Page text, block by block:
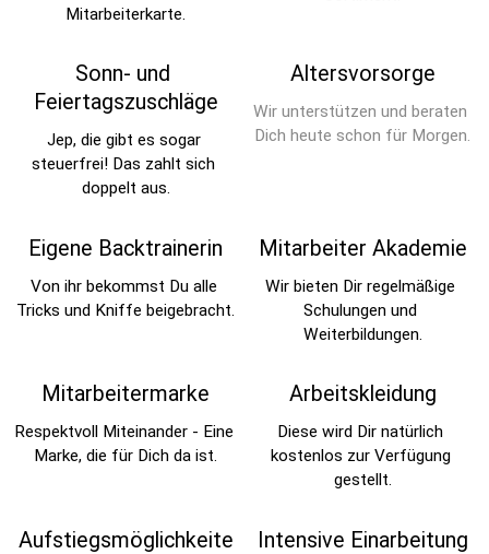
Mitarbeiterkarte.
Sonn- und
Feiertagszuschläge
Jep, die gibt es sogar
steuerfrei! Das zahlt sich
doppelt aus.
Altersvorsorge
Wir unterstützen und beraten
Dich heute schon für Morgen.
Eigene Backtrainerin
Von ihr bekommst Du alle
Tricks und Kniffe beigebracht.
Mitarbeiter Akademie
Wir bieten Dir regelmäßige
Schulungen und
Weiterbildungen.
Mitarbeitermarke
Respektvoll Miteinander - Eine
Marke, die für Dich da ist.
Arbeitskleidung
Diese wird Dir natürlich
kostenlos zur Verfügung
gestellt.
Aufstiegsmöglichkeite
Intensive Einarbeitung